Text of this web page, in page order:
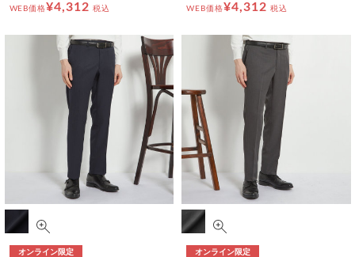
WEB価格¥4,312 税込 WEB価格¥4,312 税込
オンライン限定 オンライン限定